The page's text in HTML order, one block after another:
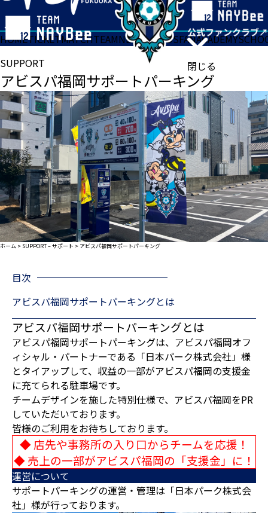
閉じる
HOMETICKETMATCHTEAMNEWSGOODSFANACADEMY
SUPPORT
アビスパ福岡サポートパーキング
ホーム > SUPPORT – サポート > アビスパ福岡サポートパーキング
目次
アビスパ福岡サポートパーキングとは
アビスパ福岡サポートパーキングとは
アビスパ福岡サポートパーキングは、アビスパ福岡オフ
ィシャル・パートナーである「日本パーク株式会社」様
とタイアップして、収益の一部がアビスパ福岡の支援金
に充てられる駐車場です。
チームデザインを施した特別仕様で、アビスパ福岡をPR
していただいております。
皆様のご利用をお待ちしております。
◆ 店先や事務所の入り口からチームを応援！
◆ 売上の一部がアビスパ福岡の「支援金」に！
運営について
サポートパーキングの運営・管理は「日本パーク株式会
社」様が行っております。